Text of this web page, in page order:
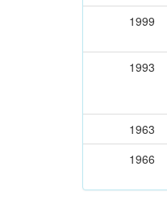
1999
1993
1963
1966